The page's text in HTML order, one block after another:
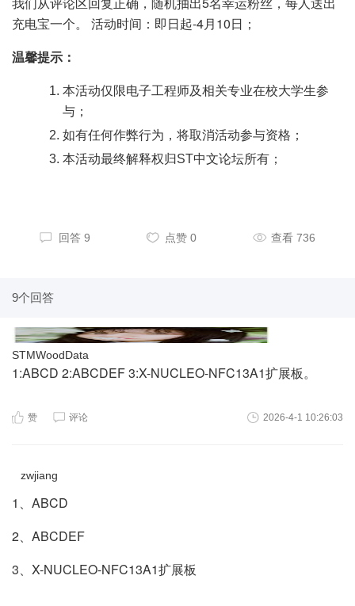
充电宝一个。 活动时间：即日起-4月10日；
温馨提示：
本活动仅限电子工程师及相关专业在校大学生参
与；
如有任何作弊行为，将取消活动参与资格；
本活动最终解释权归ST中文论坛所有；
回答 9 点赞 0 查看 736
9个回答
STMWoodData
1:ABCD 2:ABCDEF 3:X-NUCLEO-NFC13A1扩展板。
赞 评论 2026-4-1 10:26:03
zwjiang
1、ABCD
2、ABCDEF
3、X-NUCLEO-NFC13A1扩展板